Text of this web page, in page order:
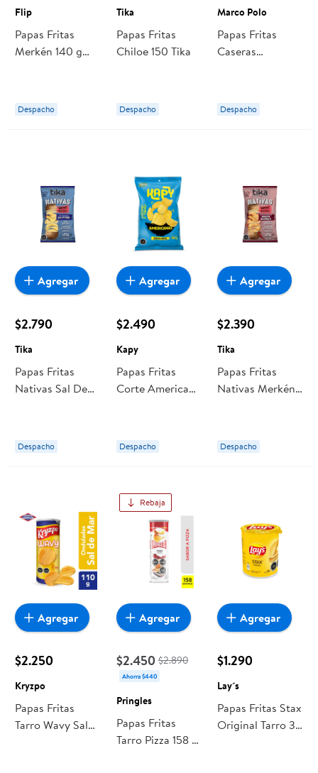
Flip
Papas Fritas
Merkén 140 g
Despacho
Tika
Papas Fritas
Chiloe 150 Tika
Despacho
Marco Polo
Papas Fritas
Caseras
Despacho
$2.790
Tika
Papas Fritas
Nativas Sal De
Despacho
Agregar
$2.490
Kapy
Papas Fritas
Corte Americano
Despacho
Agregar
$2.390
Tika
Papas Fritas
Nativas Merkén
Despacho
Agregar
$2.250
Kryzpo
Papas Fritas
Tarro Wavy Sal
Agregar
Rebaja
$2.450 $2.890
Ahorra $440
Pringles
Papas Fritas
Tarro Pizza 158 g
Agregar
$1.290
Lay´s
Papas Fritas Stax
Original Tarro 36
Agregar